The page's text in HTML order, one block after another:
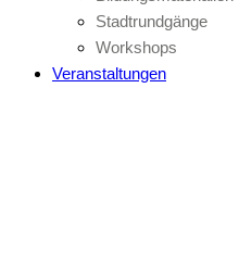
Stadtrundgänge
Workshops
Veranstaltungen